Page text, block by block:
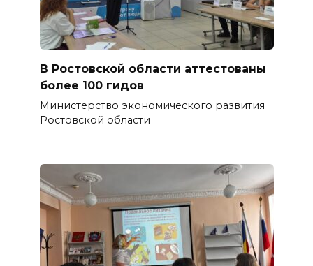
В Ростовской области аттестованы
более 100 гидов
Министерство экономического развития
Ростовской области